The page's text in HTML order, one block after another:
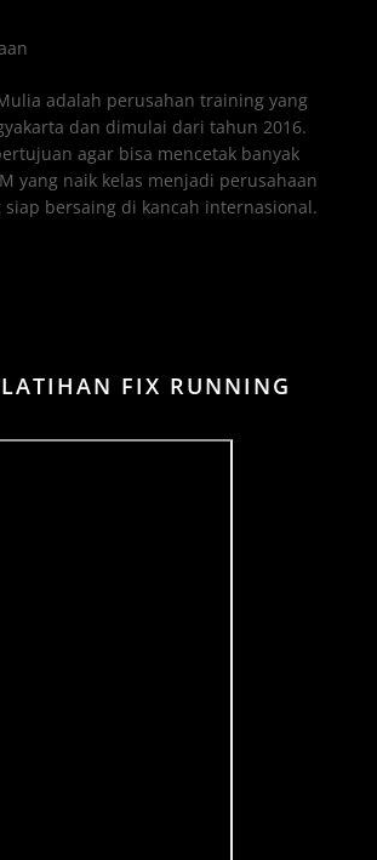
adalah perusahan training yang
dan dimulai dari tahun 2016.
agar bisa mencetak banyak
yang naik kelas menjadi perusahaan
siap bersaing di kancah internasional.
FIX RUNNING